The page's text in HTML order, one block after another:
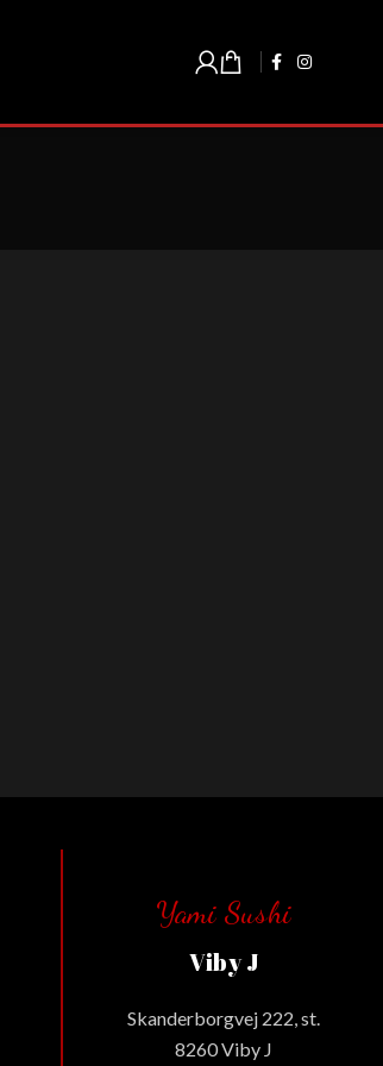
Yami Sushi
Viby J
Skanderborgvej 222, st.
8260 Viby J